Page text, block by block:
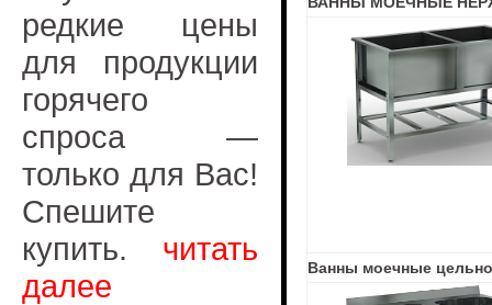
редкие цены
для продукции
горячего
спроса —
только для Вас!
Спешите
купить. читать
далее
Ванны моечные